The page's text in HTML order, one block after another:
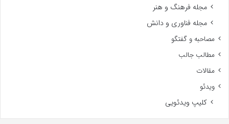
مجله فرهنگ و هنر
مجله فناوری و دانش
مصاحبه و گفتگو
مطالب جالب
مقالات
ویدئو
کلیپ ویدئویی